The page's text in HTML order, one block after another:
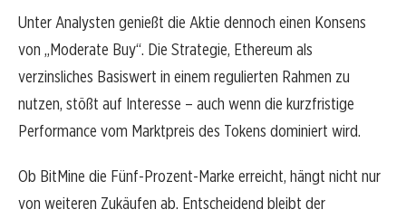
Unter Analysten genießt die Aktie dennoch einen Konsens
von „Moderate Buy“. Die Strategie, Ethereum als
verzinsliches Basiswert in einem regulierten Rahmen zu
nutzen, stößt auf Interesse – auch wenn die kurzfristige
Performance vom Marktpreis des Tokens dominiert wird.
Ob BitMine die Fünf-Prozent-Marke erreicht, hängt nicht nur
von weiteren Zukäufen ab. Entscheidend bleibt der